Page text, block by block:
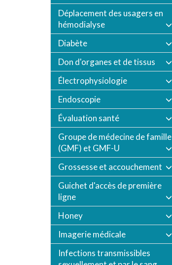
Déplacement des usagers en
hémodialyse
Diabète
Don d'organes et de tissus
Électrophysiologie
Endoscopie
Évaluation santé
Groupe de médecine de famille
(GMF) et GMF-U
Grossesse et accouchement
Guichet d'accès de première
ligne
Honey
Imagerie médicale
Infections transmissibles